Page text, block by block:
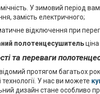
У зимовий період
замість електричного;
відключення при
полотенцесушительціна
та переваги
протягом багатьох
технології. У нас ви можете
дизайн стане особливо